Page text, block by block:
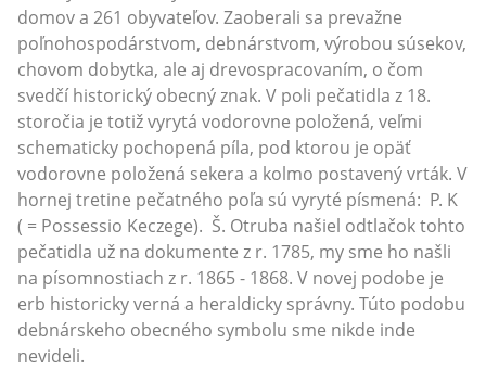
domov a 261 obyvateľov. Zaoberali sa prevažne
poľnohospodárstvom, debnárstvom, výrobou súsekov,
chovom dobytka, ale aj drevospracovaním, o čom
svedčí historický obecný znak. V poli pečatidla z 18.
storočia je totiž vyrytá vodorovne položená, veľmi
schematicky pochopená píla, pod ktorou je opäť
vodorovne položená sekera a kolmo postavený vrták. V
hornej tretine pečatného poľa sú vyryté písmená: P. K
( = Possessio Keczege). Š. Otruba našiel odtlačok tohto
pečatidla už na dokumente z r. 1785, my sme ho našli
na písomnostiach z r. 1865 - 1868. V novej podobe je
erb historicky verná a heraldicky správny. Túto podobu
debnárskeho obecného symbolu sme nikde inde
nevideli.